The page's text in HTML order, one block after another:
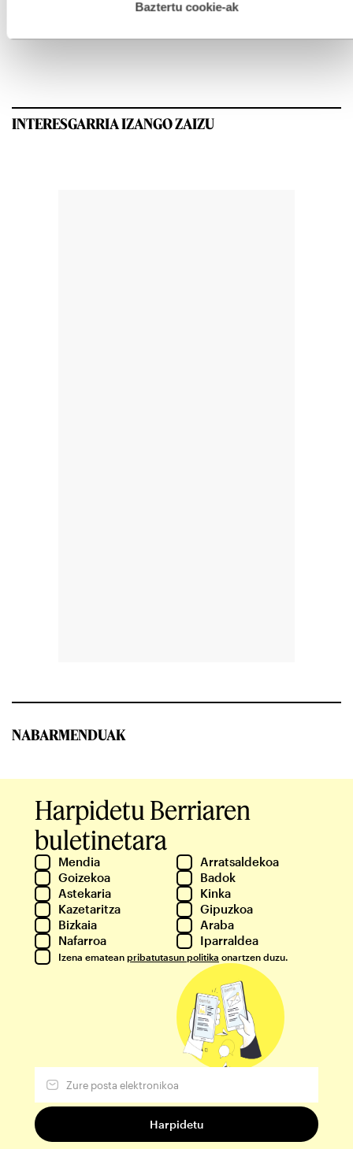
esplizitua ematen diguzu.Gehiago irakurri
Baztertu cookie-ak
INTERESGARRIA IZANGO ZAIZU
NABARMENDUAK
Harpidetu Berriaren
buletinetara
Mendia
Arratsaldekoa
Goizekoa
Badok
Astekaria
Kinka
Kazetaritza
Gipuzkoa
Bizkaia
Araba
Nafarroa
Iparraldea
Izena ematean pribatutasun politika onartzen duzu.